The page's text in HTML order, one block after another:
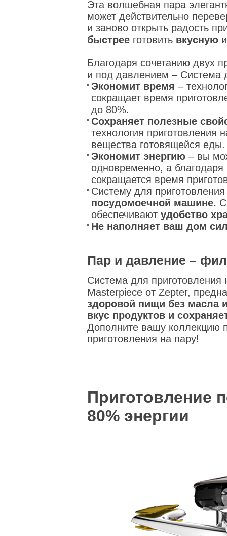
Эта волшебная пара
может действительно
и заново открыть радость
быстрее готовить вкусную
Благодаря сочетанию двух
и под давлением – Система
Экономит время –
сокращает время
до 80%.
Сохраняет полезные
технология приготовления
вещества готовящейся еды.
Экономит энергию – вы
одновременно, а
сокращается время
Систему для
посудомоечной машине.
обеспечивают удобство
Не наполняет ваш дом
Пар и давление –
Система для приготовления
Masterpiece от Zepter,
здоровой пищи без масла
вкус продуктов и
Дополните вашу коллекцию
приготовления на пару!
Приготовление
80% энергии